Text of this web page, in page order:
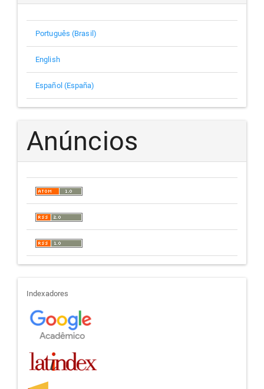
Português (Brasil)
English
Español (España)
Anúncios
indexadores
Indexadores